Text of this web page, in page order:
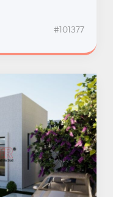
#101377